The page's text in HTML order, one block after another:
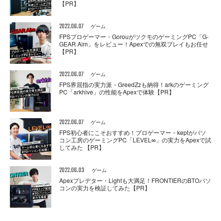
【PR】
2022.06.07 ゲーム
FPSプロゲーマー・GorouがツクモのゲーミングPC「G-
GEAR Aim」をレビュー！Apexでの無双プレイもお任せ
【PR】
2022.06.07 ゲーム
FPS界屈指の実力派・GreedZzも納得！arkのゲーミング
PC「arkhive」の性能をApexで体験【PR】
2022.06.07 ゲーム
FPS初心者にこそおすすめ！プロゲーマー・keptがパソ
コン工房のゲーミングPC「LEVEL∞」の実力をApexで試
してみた 【PR】
2022.06.03 ゲーム
Apexプレデター・Lightも大満足！FRONTIERのBTOパソ
コンの実力を検証してみた【PR】